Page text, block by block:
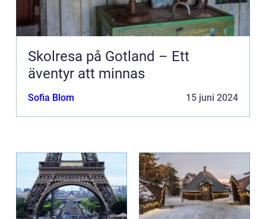
Skolresa på Gotland – Ett
äventyr att minnas
Sofia Blom 15 juni 2024